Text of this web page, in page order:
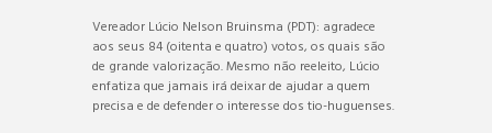
Vereador Lúcio Nelson Bruinsma (PDT): agradece
aos seus 84 (oitenta e quatro) votos, os quais são
de grande valorização. Mesmo não reeleito, Lúcio
enfatiza que jamais irá deixar de ajudar a quem
precisa e de defender o interesse dos tio-huguenses.